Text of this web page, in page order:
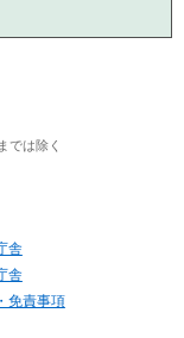
では除く
舎
舎
免責事項